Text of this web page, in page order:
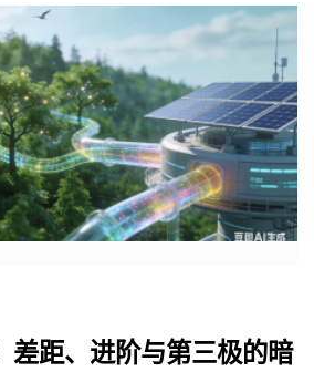
差距、进阶与第三极的暗